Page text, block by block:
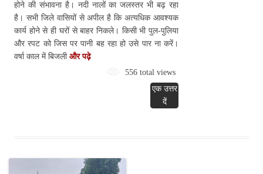
होने की संभावना है। नदी नालों का जलस्तर भी बढ़ रहा
है। सभी जिले वासियों से अपील है कि अत्यधिक आवश्यक
कार्य होने से ही घरों से बाहर निकले। किसी भी पुल-पुलिया
और रपट को जिस पर पानी बह रहा हो उसे पार ना करें।
वर्षा काल में बिजली और पढ़े
556 total views
एक उत्तर
दें